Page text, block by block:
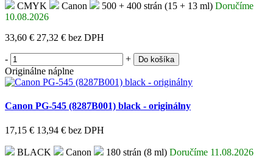
CMYK Canon 500 + 400 strán (15 + 13 ml) Doručíme
10.08.2026
33,60 € 27,32 € bez DPH
- + Do košíka
Originálne náplne
Canon PG-545 (8287B001) black - originálny
17,15 € 13,94 € bez DPH
BLACK Canon 180 strán (8 ml) Doručíme 11.08.2026